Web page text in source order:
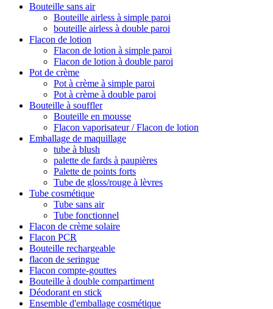
Bouteille sans air
Bouteille airless à simple paroi
bouteille airless à double paroi
Flacon de lotion
Flacon de lotion à simple paroi
Flacon de lotion à double paroi
Pot de crème
Pot à crème à simple paroi
Pot à crème à double paroi
Bouteille à souffler
Bouteille en mousse
Flacon vaporisateur / Flacon de lotion
Emballage de maquillage
tube à blush
palette de fards à paupières
Palette de points forts
Tube de gloss/rouge à lèvres
Tube cosmétique
Tube sans air
Tube fonctionnel
Flacon de crème solaire
Flacon PCR
Bouteille rechargeable
flacon de seringue
Flacon compte-gouttes
Bouteille à double compartiment
Déodorant en stick
Ensemble d'emballage cosmétique